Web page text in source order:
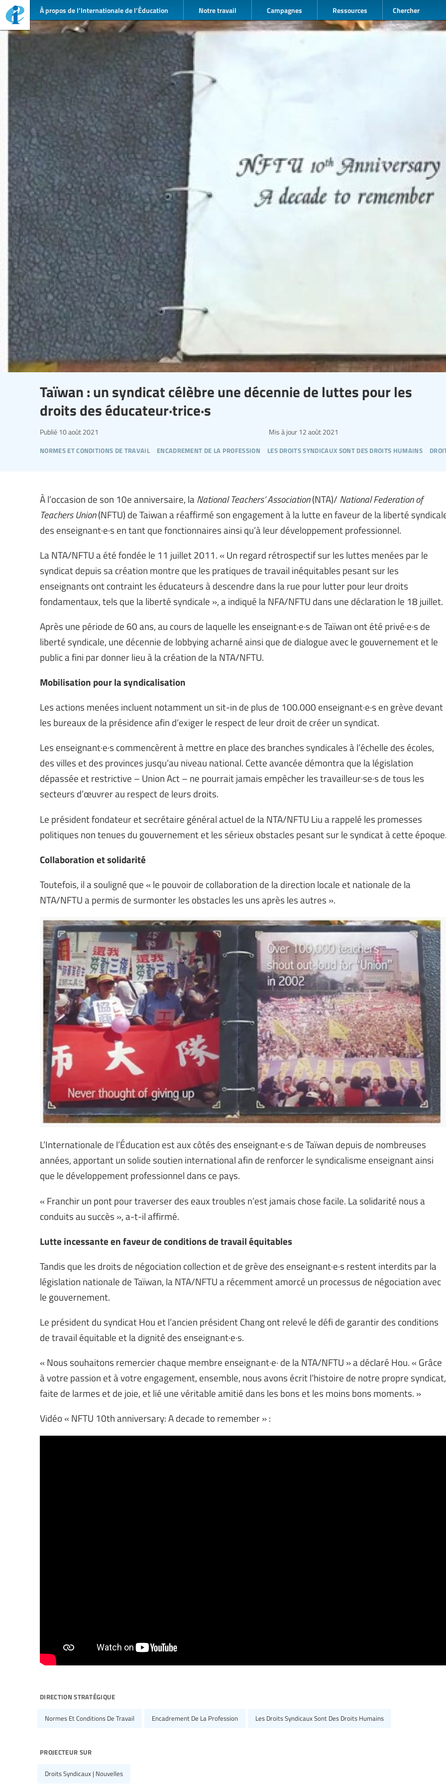
À propos de l’Internationale de l’Éducation Notre travail Campagnes Ressources Chercher
Taïwan : un syndicat célèbre une décennie de luttes pour les
droits des éducateur·trice·s
normes et conditions de travail encadrement de la profession les droits syndicaux sont des droits humains
Publié 10 août 2021 Mis à jour 12 août 2021
À l’occasion de son 10e anniversaire, la National Teachers’ Association(NTA)/ National Federation of
Teachers Union(NFTU) de Taiwan a réaffirmé son engagement à la lutte en faveur de la liberté
des enseignant·e·s en tant que fonctionnaires ainsi qu’à leur développement professionnel.
La NTA/NFTU a été fondée le 11 juillet 2011. « Un regard rétrospectif sur les luttes menées par le
syndicat depuis sa création montre que les pratiques de travail inéquitables pesant sur les
enseignants ont contraint les éducateurs à descendre dans la rue pour lutter pour leur droits
fondamentaux, tels que la liberté syndicale », a indiqué la NFA/NFTU dans une déclaration le 18 juillet.
Après une période de 60 ans, au cours de laquelle les enseignant·e·s de Taïwan ont été privé·e·s de
liberté syndicale, une décennie de lobbying acharné ainsi que de dialogue avec le gouvernement et le
public a fini par donner lieu à la création de la NTA/NFTU.
Mobilisation pour la syndicalisation
Les actions menées incluent notamment un sit-in de plus de 100.000 enseignant·e·s en grève devant
les bureaux de la présidence afin d’exiger le respect de leur droit de créer un syndicat.
Les enseignant·e·s commencèrent à mettre en place des branches syndicales à l’échelle des écoles,
des villes et des provinces jusqu’au niveau national. Cette avancée démontra que la législation
dépassée et restrictive – Union Act – ne pourrait jamais empêcher les travailleur·se·s de tous les
secteurs d’œuvrer au respect de leurs droits.
Le président fondateur et secrétaire général actuel de la NTA/NFTU Liu a rappelé les promesses
politiques non tenues du gouvernement et les sérieux obstacles pesant sur le syndicat à cette époque.
Collaboration et solidarité
Toutefois, il a souligné que « le pouvoir de collaboration de la direction locale et nationale de la
NTA/NFTU a permis de surmonter les obstacles les uns après les autres ».
L’Internationale de l’Éducation est aux côtés des enseignant·e·s de Taïwan depuis de nombreuses
années, apportant un solide soutien international afin de renforcer le syndicalisme enseignant ainsi
que le développement professionnel dans ce pays.
« Franchir un pont pour traverser des eaux troubles n’est jamais chose facile. La solidarité nous a
conduits au succès », a-t-il affirmé.
Lutte incessante en faveur de conditions de travail équitables
Tandis que les droits de négociation collection et de grève des enseignant·e·s restent interdits par la
législation nationale de Taïwan, la NTA/NFTU a récemment amorcé un processus de négociation avec
le gouvernement.
Le président du syndicat Hou et l’ancien président Chang ont relevé le défi de garantir des conditions
de travail équitable et la dignité des enseignant·e·s.
« Nous souhaitons remercier chaque membre enseignant·e· de la NTA/NFTU » a déclaré Hou. « Grâce
à votre passion et à votre engagement, ensemble, nous avons écrit l’histoire de notre propre syndicat,
faite de larmes et de joie, et lié une véritable amitié dans les bons et les moins bons moments. »
Vidéo « NFTU 10th anniversary: A decade to remember » :
direction stratégique
Normes Et Conditions De Travail Encadrement De La Profession Les Droits Syndicaux Sont Des Droits Humains
projecteur sur
Droits Syndicaux | Nouvelles